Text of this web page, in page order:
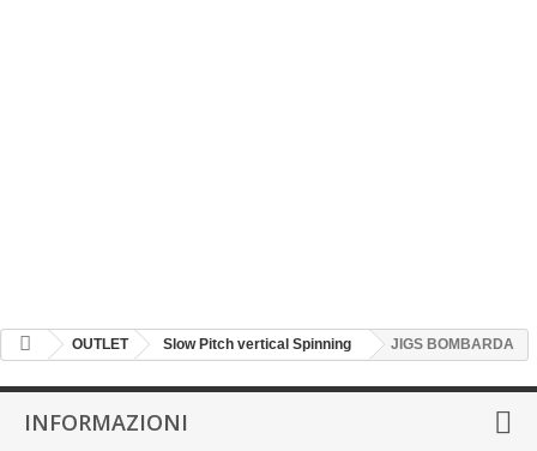
OUTLET Slow Pitch vertical Spinning JIGS BOMBARDA
INFORMAZIONI